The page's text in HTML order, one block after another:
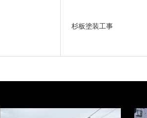
杉板塗装工事